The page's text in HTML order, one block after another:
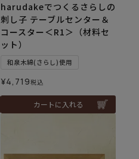
harudakeでつくるさらしの
刺し子 テーブルセンター＆
コースター＜R1＞（材料セ
ット）
和泉木綿(さらし)使用
¥4,719税込
カートに入れる